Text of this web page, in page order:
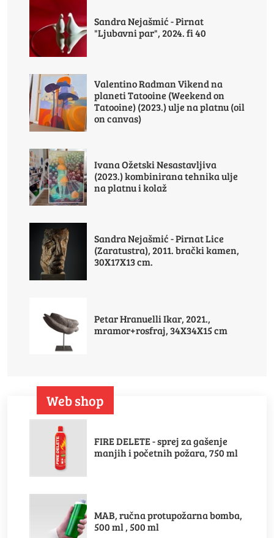
Sandra Nejašmić - Pirnat
"Ljubavni par", 2024. fi 40
Valentino Radman Vikend na
planeti Tatooine (Weekend on
Tatooine) (2023.) ulje na platnu (oil
on canvas)
Ivana Ožetski Nesastavljiva
(2023.) kombinirana tehnika ulje
na platnu i kolaž
Sandra Nejašmić - Pirnat Lice
(Zaratustra), 2011. brački kamen,
30X17X13 cm.
Petar Hranuelli Ikar, 2021.,
mramor+rosfraj, 34X34X15 cm
Web shop
FIRE DELETE - sprej za gašenje
manjih i početnih požara, 750 ml
MAB, ručna protupožarna bomba,
500 ml , 500 ml